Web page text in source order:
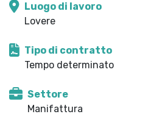
Luogo di lavoro
Lovere
Tipo di contratto
Tempo determinato
Settore
Manifattura